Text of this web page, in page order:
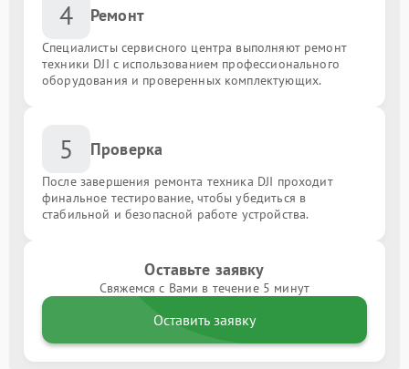
4 Ремонт
Специалисты сервисного центра выполняют ремонт
техники DJI с использованием профессионального
оборудования и проверенных комплектующих.
5 Проверка
После завершения ремонта техника DJI проходит
финальное тестирование, чтобы убедиться в
стабильной и безопасной работе устройства.
Оставьте заявку
Свяжемся с Вами в течение 5 минут
Оставить заявку